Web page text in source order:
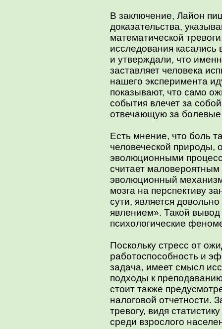
В заключение, Лайон
доказательства,
математической
исследования
и утверждали, что
заставляет человека
нашего эксперимента
показывают, что само
события влечет за
отвечающую за
Есть мнение, что боль
человеческой природы,
эволюционными
считает маловероятным
эволюционный
мозга на перспективу
сути, является
явлением». Такой
психологические
Поскольку стресс от
работоспособность и
задача, имеет смысл
подходы к
стоит также
налоговой отчетности.
тревогу, видя
среди взрослого